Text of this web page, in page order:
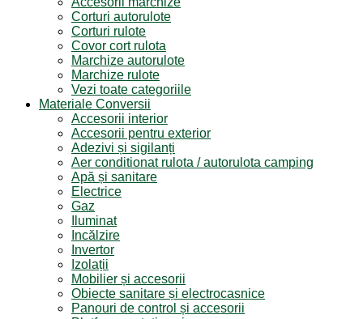
Corturi autorulote
Corturi rulote
Covor cort rulota
Marchize autorulote
Marchize rulote
Vezi toate categoriile
Materiale Conversii
Accesorii interior
Accesorii pentru exterior
Adezivi și sigilanți
Aer conditionat rulota / autorulota camping
Apă și sanitare
Electrice
Gaz
Iluminat
Incălzire
Invertor
Izolații
Mobilier și accesorii
Obiecte sanitare și electrocasnice
Panouri de control și accesorii